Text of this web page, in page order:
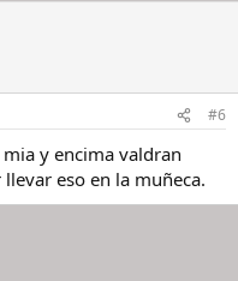
#6
y encima valdran
eso en la muñeca.